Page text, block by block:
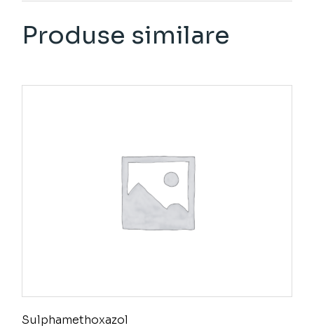
Produse similare
Sulphamethoxazol